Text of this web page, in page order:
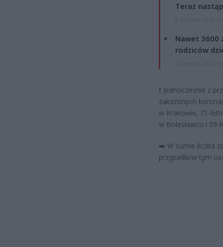
Teraz
Nawet 3600
rodziców
❗ Jednocześnie z
zakażonych
w Krakowie, 71-
w Bolesławcu i
➡️ W sumie liczba
przypadki/w tym